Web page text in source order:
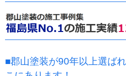
■郡山塗装が90年以上選ば